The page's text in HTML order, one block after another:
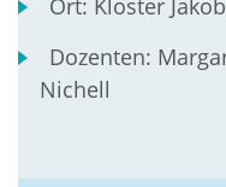
Ort: Kloster
Dozenten:
Nichell